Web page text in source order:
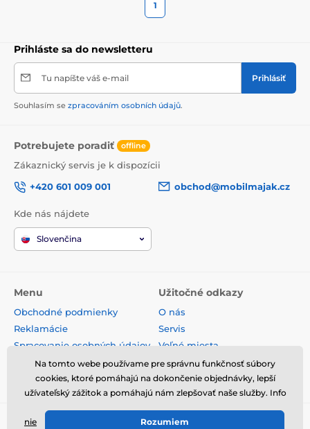
1
Prihláste sa do newsletteru
Tu napíšte váš e-mail Prihlásiť
Souhlasím se zpracováním osobních údajů.
Potrebujete poradiť offline
Zákaznický servis je k dispozícii
+420 601 009 001
obchod@mobilmajak.cz
Kde nás nájdete
Slovenčina
Menu
Obchodné podmienky
Reklamácie
Spracovanie osobných údajov
Doprava a platba
Odstúpenie od zmluvy
Užitočné odkazy
O nás
Servis
Voľné miesta
Kontakt
© 2026 www.mobilmajak.sk ⦁ E-shop vytvorila
Na tomto webe používame pre správnu funkčnosť súbory
cookies, ktoré pomáhajú na dokončenie objednávky, lepší
užívateľský zážitok a pomáhajú nám zlepšovať naše služby. Info
nie Rozumiem